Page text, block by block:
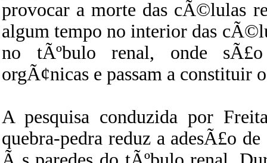
provocar a morte das cÃ©lulas
algum tempo no interior das
no tÃºbulo renal, onde
orgÃ¢nicas e passam a constituir
A pesquisa conduzida por
quebra-pedra reduz a adesÃ£o